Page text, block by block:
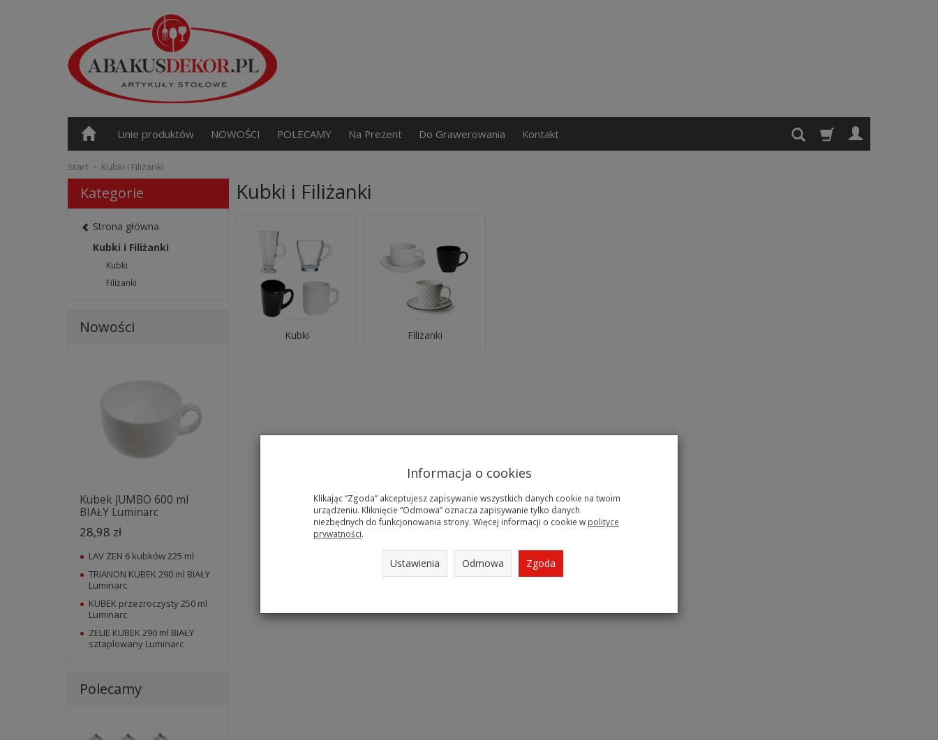
Linie produktów NOWOŚCI POLECAMY Na Prezent Do Grawerowania Kontakt
Start Kubki i Filiżanki
Kubki i Filiżanki
Kubki Filiżanki
Kategorie
Strona główna
Kubki i Filiżanki
Kubki
Filiżanki
Nowości
Kubek JUMBO 600 ml
BIAŁY Luminarc
28,98 zł
LAV ZEN 6 kubków 225 ml
TRIANON KUBEK 290 ml BIAŁY
Luminarc
KUBEK przezroczysty 250 ml
Luminarc
ZELIE KUBEK 290 ml BIAŁY
sztaplowany Luminarc
Polecamy
Informacja o cookies
Klikając “Zgoda” akceptujesz zapisywanie wszystkich danych cookie na twoim
urządzeniu. Kliknięcie “Odmowa” oznacza zapisywanie tylko danych
niezbędnych do funkcjonowania strony. Więcej informacji o cookie w polityce
prywatności.
Ustawienia Odmowa Zgoda